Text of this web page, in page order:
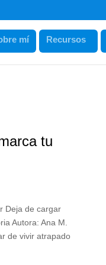
mí Recursos
tu
Deja de cargar
Autora: Ana M.
de vivir atrapado